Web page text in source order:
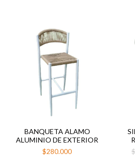
BANQUETA ALAMO
ALUMINIO DE EXTERIOR
$280.000